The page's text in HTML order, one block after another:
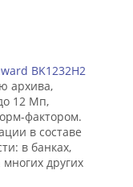
BK1232H2
архива,
12 Мп,
фактором.
в составе
в банках,
других